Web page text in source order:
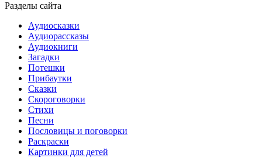
Разделы сайта
Аудиосказки
Аудиорассказы
Аудиокниги
Загадки
Потешки
Прибаутки
Сказки
Скороговорки
Стихи
Песни
Пословицы и поговорки
Раскраски
Картинки для детей